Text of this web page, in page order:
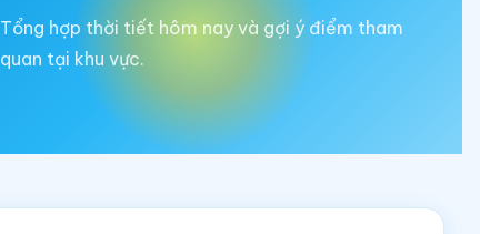
Tổng hợp thời tiết hôm nay và gợi ý điểm tham
quan tại khu vực.